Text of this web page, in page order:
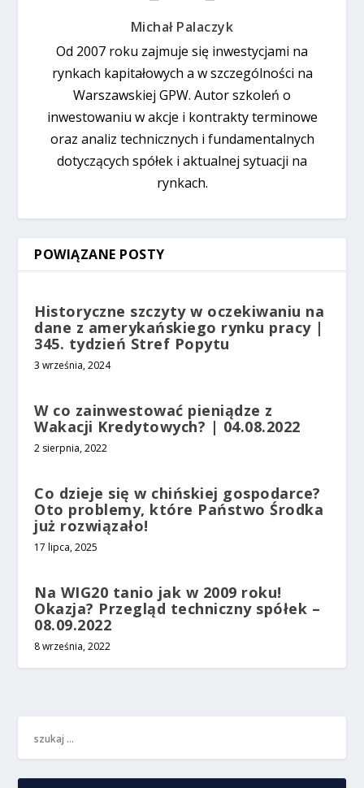
Michał Palaczyk
Od 2007 roku zajmuje się inwestycjami na
rynkach kapitałowych a w szczególności na
Warszawskiej GPW. Autor szkoleń o
inwestowaniu w akcje i kontrakty terminowe
oraz analiz technicznych i fundamentalnych
dotyczących spółek i aktualnej sytuacji na
rynkach.
POWIĄZANE POSTY
Historyczne szczyty w oczekiwaniu na
dane z amerykańskiego rynku pracy |
345. tydzień Stref Popytu
3 września, 2024
W co zainwestować pieniądze z
Wakacji Kredytowych? | 04.08.2022
2 sierpnia, 2022
Co dzieje się w chińskiej gospodarce?
Oto problemy, które Państwo Środka
już rozwiązało!
17 lipca, 2025
Na WIG20 tanio jak w 2009 roku!
Okazja? Przegląd techniczny spółek –
08.09.2022
8 września, 2022